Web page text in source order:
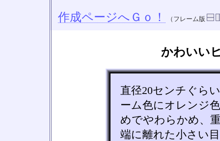
作成ページへＧｏ！ （フレーム版
かわいい
直径20センチぐら
ーム色にオレンジ
めでやわらかめ、
端に離れた小さい